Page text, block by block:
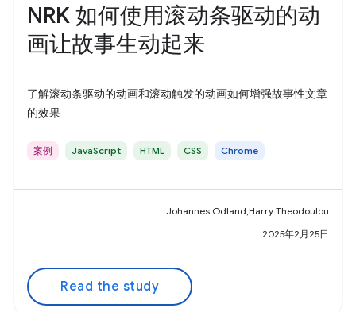
NRK 如何使用滚动条驱动的动
画让故事生动起来
了解滚动条驱动的动画和滚动触发的动画如何增强故事性文章
的效果
案例 JavaScript HTML CSS Chrome
Johannes Odland,Harry Theodoulou
2025年2月25日
Read the study